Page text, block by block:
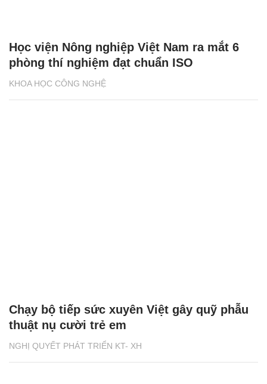
KHOA HỌC CÔNG NGHỆ
Học viện Nông nghiệp Việt Nam ra mắt 6
phòng thí nghiệm đạt chuẩn ISO
NGHỊ QUYẾT PHÁT TRIỂN KT- XH
Chạy bộ tiếp sức xuyên Việt gây quỹ phẫu
thuật nụ cười trẻ em